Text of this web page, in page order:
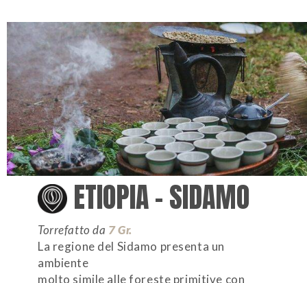
ETIOPIA – SIDAMO
Torrefatto da 7 Gr.
La regione del Sidamo presenta un
ambiente
molto simile alle foreste primitive con